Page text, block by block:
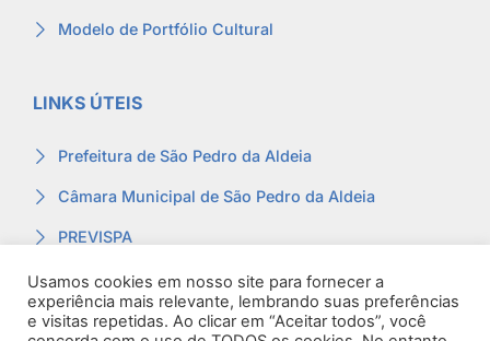
Modelo de Portfólio Cultural
LINKS ÚTEIS
Prefeitura de São Pedro da Aldeia
Câmara Municipal de São Pedro da Aldeia
PREVISPA
Ouvidoria
Contracheque
Usamos cookies em nosso site para fornecer a
experiência mais relevante, lembrando suas preferências
e visitas repetidas. Ao clicar em “Aceitar todos”, você